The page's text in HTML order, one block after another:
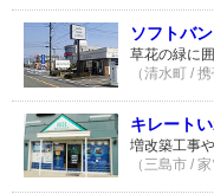
ソフトバ
草花の緑に
（清水町 /
キレート
増改築工事
（三島市 /